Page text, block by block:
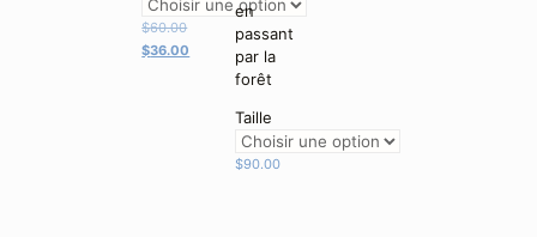
$60.00Le
prix
$60.00.
$36.00
en
passant
par la
forêt
Taille
$90.00